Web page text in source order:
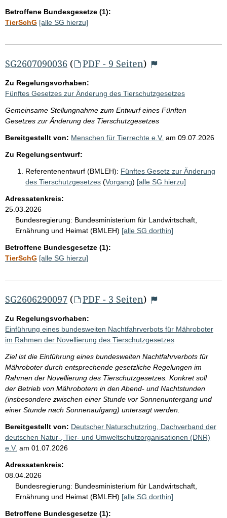
Betroffene Bundesgesetze (1):
TierSchG [alle SG hierzu]
SG2607090036 ( PDF - 9 Seiten)
Zu Regelungsvorhaben:
Fünftes Gesetzes zur Änderung des Tierschutzgesetzes
Gemeinsame Stellungnahme zum Entwurf eines Fünften
Gesetzes zur Änderung des Tierschutzgesetzes
Bereitgestellt von: Menschen für Tierrechte e.V. am 09.07.2026
Zu Regelungsentwurf:
Referentenentwurf (BMLEH): Fünftes Gesetz zur Änderung
des Tierschutzgesetzes (Vorgang) [alle SG hierzu]
Adressatenkreis:
25.03.2026
Bundesregierung: Bundesministerium für Landwirtschaft,
Ernährung und Heimat (BMLEH) [alle SG dorthin]
Betroffene Bundesgesetze (1):
TierSchG [alle SG hierzu]
SG2606290097 ( PDF - 3 Seiten)
Zu Regelungsvorhaben:
Einführung eines bundesweiten Nachtfahrverbots für Mähroboter
im Rahmen der Novellierung des Tierschutzgesetzes
Ziel ist die Einführung eines bundesweiten Nachtfahrverbots für
Mähroboter durch entsprechende gesetzliche Regelungen im
Rahmen der Novellierung des Tierschutzgesetzes. Konkret soll
der Betrieb von Mährobotern in den Abend- und Nachtstunden
(insbesondere zwischen einer Stunde vor Sonnenuntergang und
einer Stunde nach Sonnenaufgang) untersagt werden.
Bereitgestellt von: Deutscher Naturschutzring, Dachverband der
deutschen Natur-, Tier- und Umweltschutzorganisationen (DNR)
e.V. am 01.07.2026
Adressatenkreis:
08.04.2026
Bundesregierung: Bundesministerium für Landwirtschaft,
Ernährung und Heimat (BMLEH) [alle SG dorthin]
Betroffene Bundesgesetze (1):